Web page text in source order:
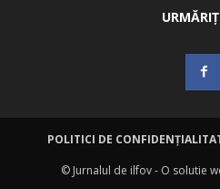
POLITICI DE
© Jurnalul de ilfov - O solutie